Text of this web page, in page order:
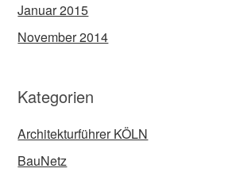
Januar 2015
November 2014
Kategorien
Architekturführer KÖLN
BauNetz